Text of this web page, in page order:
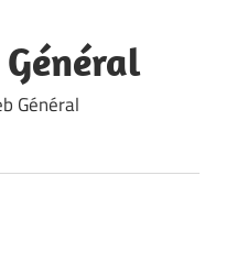
Général